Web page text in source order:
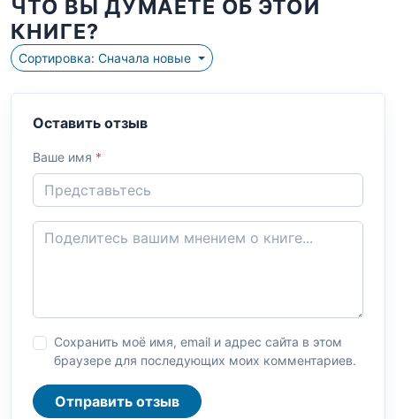
ЧТО ВЫ ДУМАЕТЕ ОБ ЭТОЙ
КНИГЕ?
Сортировка: Сначала новые
Оставить отзыв
Ваше имя *
Сохранить моё имя, email и адрес сайта в этом
браузере для последующих моих комментариев.
Отправить отзыв